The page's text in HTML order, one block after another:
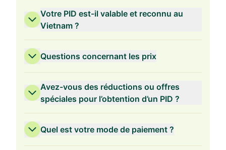
Votre PID est-il valable et reconnu au
Vietnam ?
Questions concernant les prix
Validité de 3 ans
Avez-vous des réductions ou offres
spéciales pour l’obtention d’un PID ?
Quel est votre mode de paiement ?